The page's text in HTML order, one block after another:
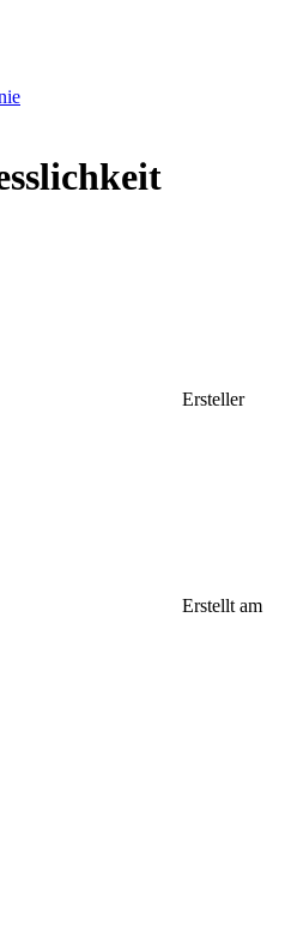
Ersteller
Erstellt am